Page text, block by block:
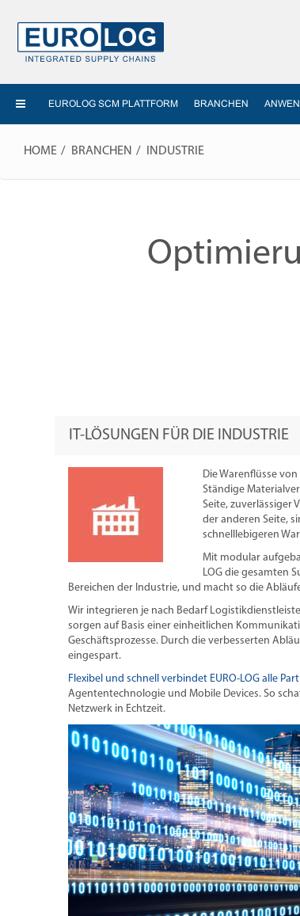
EUROLOG SCM PLATTFORM BRANCHEN
HOME BRANCHEN INDUSTRIE
IT-LÖSUNGEN FÜR DIE INDUSTRIE
Die Warenflüsse
Ständige
Seite, zuverlässiger
der anderen Seite,
schnelllebigeren
Mit modular
LOG die gesamten
Bereichen der Industrie, und macht so die
Wir integrieren je nach Bedarf
sorgen auf Basis einer einheitlichen
Geschäftsprozesse. Durch die verbesserten
eingespart.
Flexibel und schnell verbindet EURO-LOG alle
Agententechnologie und Mobile Devices. So
Netzwerk in Echtzeit.